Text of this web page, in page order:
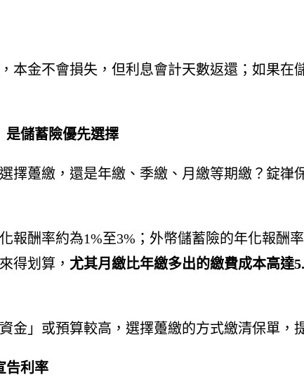
本金不會損失，但利息會計天數返還；如果
是儲蓄險優先選擇
擇躉繳，還是年繳、季繳、月繳等期繳？錠
報酬率約為1%至3%；外幣儲蓄險的年化報酬
得划算， 尤其月繳比年繳多出的繳費成本高達
金」或預算較高，選擇躉繳的方式繳清保單，
告利率